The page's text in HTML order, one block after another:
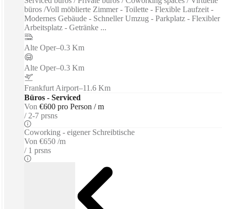
büros /Voll möblierte Zimmer - Toilette - Flexible Laufzeit -
Modernes Gebäude - Schneller Umzug - Parkplatz - Flexibler
Arbeitsplatz - Getränke ...
Alte Oper–0.3 Km
Alte Oper–0.3 Km
Frankfurt Airport–11.6 Km
Büros - Serviced
Von €600 pro Person / m
2-7 prsns
Coworking - eigener Schreibtische
Von €650 /m
1 prsns